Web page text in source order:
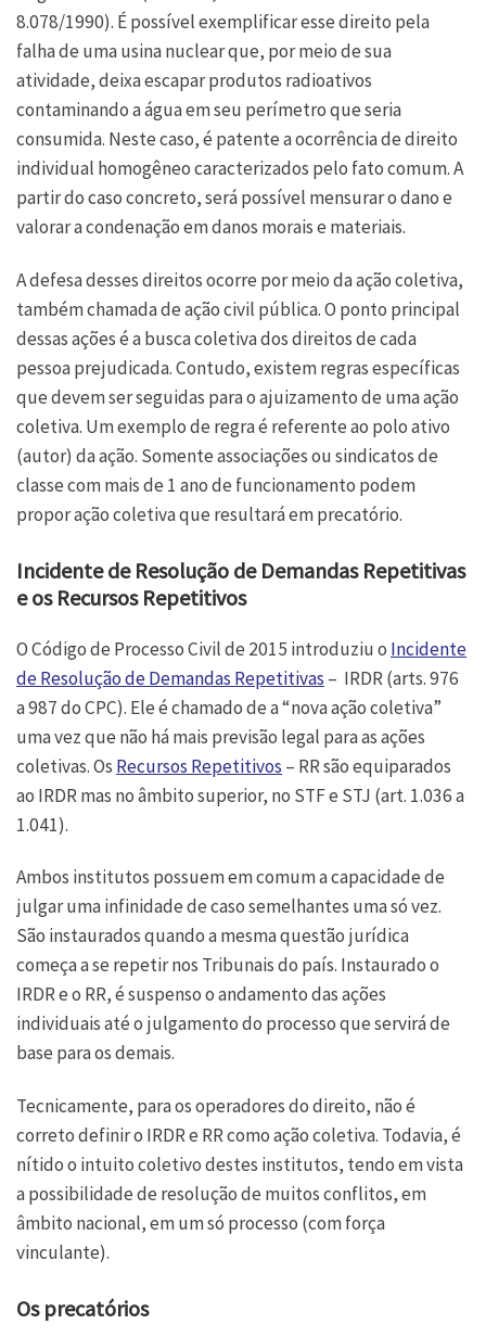
8.078/1990). É possível exemplificar esse direito pela
falha de uma usina nuclear que, por meio de sua
atividade, deixa escapar produtos radioativos
contaminando a água em seu perímetro que seria
consumida. Neste caso, é patente a ocorrência de direito
individual homogêneo caracterizados pelo fato comum. A
partir do caso concreto, será possível mensurar o dano e
valorar a condenação em danos morais e materiais.
A defesa desses direitos ocorre por meio da ação coletiva,
também chamada de ação civil pública. O ponto principal
dessas ações é a busca coletiva dos direitos de cada
pessoa prejudicada. Contudo, existem regras específicas
que devem ser seguidas para o ajuizamento de uma ação
coletiva. Um exemplo de regra é referente ao polo ativo
(autor) da ação. Somente associações ou sindicatos de
classe com mais de 1 ano de funcionamento podem
propor ação coletiva que resultará em precatório.
Incidente de Resolução de Demandas Repetitivas
e os Recursos Repetitivos
O Código de Processo Civil de 2015 introduziu o Incidente
de Resolução de Demandas Repetitivas – IRDR (arts. 976
a 987 do CPC). Ele é chamado de a “nova ação coletiva”
uma vez que não há mais previsão legal para as ações
coletivas. Os Recursos Repetitivos – RR são equiparados
ao IRDR mas no âmbito superior, no STF e STJ (art. 1.036 a
1.041).
Ambos institutos possuem em comum a capacidade de
julgar uma infinidade de caso semelhantes uma só vez.
São instaurados quando a mesma questão jurídica
começa a se repetir nos Tribunais do país. Instaurado o
IRDR e o RR, é suspenso o andamento das ações
individuais até o julgamento do processo que servirá de
base para os demais.
Tecnicamente, para os operadores do direito, não é
correto definir o IRDR e RR como ação coletiva. Todavia, é
nítido o intuito coletivo destes institutos, tendo em vista
a possibilidade de resolução de muitos conflitos, em
âmbito nacional, em um só processo (com força
vinculante).
Os precatórios